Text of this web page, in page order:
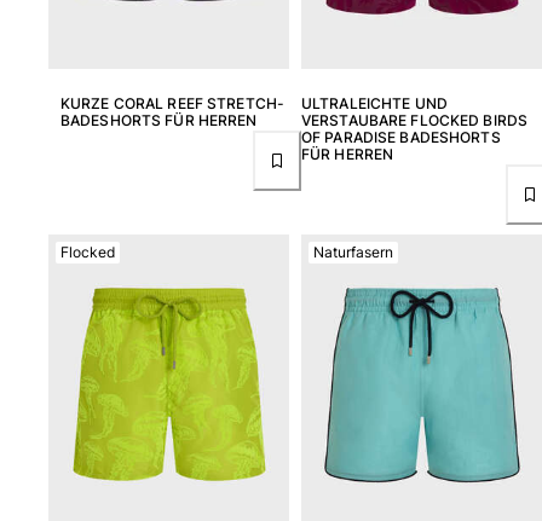
KURZE CORAL REEF STRETCH-
BADESHORTS FÜR HERREN
ULTRALEICHTE UND
VERSTAUBARE FLOCKED BIRDS
OF PARADISE BADESHORTS
FÜR HERREN
Flocked Naturfasern